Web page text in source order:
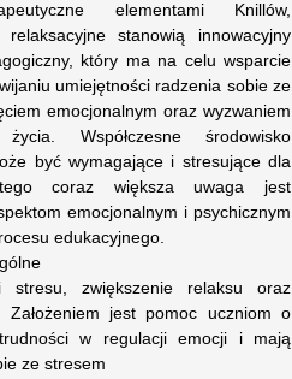
elementami Knillów,
stanowią innowacyjny
który ma na celu wsparcie
umiejętności radzenia sobie ze
emocjonalnym oraz wyzwaniem
życia. Współczesne środowisko
być wymagające i stresujące dla
coraz większa uwaga jest
emocjonalnym i psychicznym
edukacyjnego.
stresu, zwiększenie relaksu oraz
Założeniem jest pomoc uczniom o
w regulacji emocji i mają
ze stresem